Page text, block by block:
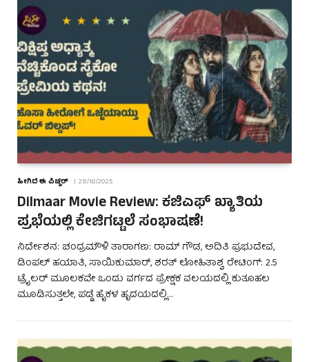
ಹೀಗಿದೆ ಈ ಪಿಚ್ಚರ್ 28/10/2025
Dilmaar Movie Review: ಕಜಿಎಫ್ ಖ್ಯಾತಿಯ
ಪ್ರಭೆಯಲ್ಲಿ ಕೇಜಿಗಟ್ಟಲೆ ಸಂಭಾಷಣೆ!
ನಿರ್ದೇಶನ: ಚಂದ್ರಮೌಳಿ ತಾರಾಗಣ: ರಾಮ್ ಗೌಡ, ಅದಿತಿ ಪ್ರಭುದೇವ,
ಡಿಂಪಲ್ ಹಯಾತಿ, ಸಾಯಿಕುಮಾರ್, ಶರತ್ ಲೋಹಿತಾಶ್ವ ರೇಟಿಂಗ್: 2.5
ಟ್ರೈಲರ್ ಮೂಲಕವೇ ಒಂದು ವರ್ಗದ ಪ್ರೇಕ್ಷಕ ವಲಯದಲ್ಲಿ ಕುತೂಹಲ
ಮೂಡಿಸುತ್ತಲೇ, ಪಡ್ಡೆ ಹೈಕಳ ಹೃದಯದಲ್ಲಿ…